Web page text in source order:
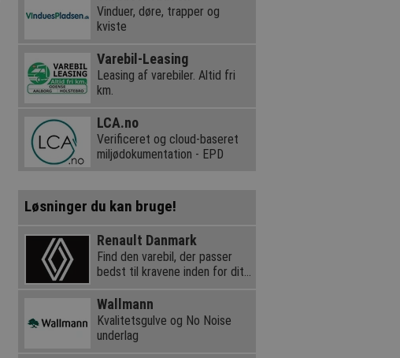
Vinduer, døre, trapper og
kviste
Varebil-Leasing
Leasing af varebiler. Altid fri
km.
LCA.no
Verificeret og cloud-baseret
miljødokumentation - EPD
Løsninger du kan bruge!
Renault Danmark
Find den varebil, der passer
bedst til kravene inden for dit
Wallmann
Kvalitetsgulve og No Noise
underlag